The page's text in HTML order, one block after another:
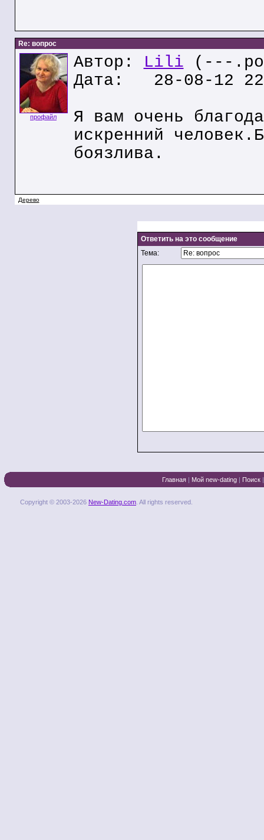
Re: вопрос
профайл
Автор: Lili (---
Дата: 28-08-12
Я вам очень
искренний
боязлива.
Дерево
Ответить на это сообщение
Тема:
Главная | Мой new-dating | Поиск
Copyright © 2003-2026 New-Dating.com . All rights reserved.